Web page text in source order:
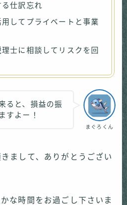
仕訳忘れ
用してプライベートと事業
士に相談してリスクを回
まぐろくん
ると、損益の振
すよー！
まして、ありがとうござい
な時間をお過ごし下さいま